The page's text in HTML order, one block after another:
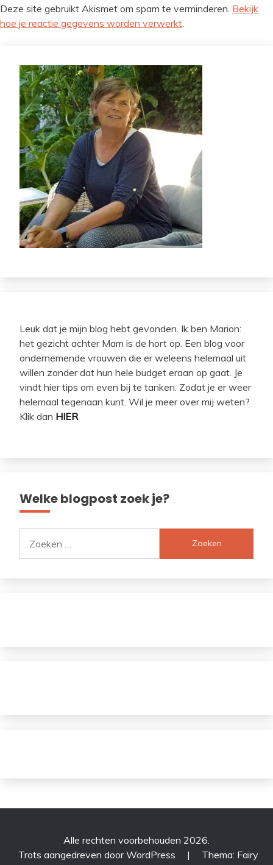
Deze site gebruikt Akismet om spam te verminderen. Bekijk
hoe je reactie gegevens worden verwerkt
Leuk dat je mijn blog hebt gevonden. Ik ben Marion:
het gezicht achter Mam is de hort op. Een blog voor
ondernemende vrouwen die er weleens helemaal uit
willen zonder dat hun hele budget eraan op gaat. Je
vindt hier tips om even bij te tanken. Zodat je er weer
helemaal tegenaan kunt. Wil je meer over mij weten?
Klik dan HIER
Welke blogpost zoek je?
naar:
Alle rechten voorbehouden 2026.
Trots aangedreven door WordPress
|
Thema: Fairy